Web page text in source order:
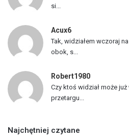
si...
Acux6
Tak, widziałem wczoraj
obok, s...
Robert1980
Czy ktoś widział może
przetargu...
Najchętniej czytane